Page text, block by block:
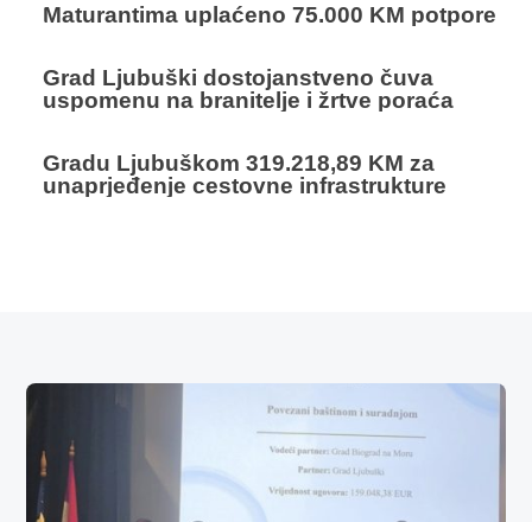
Maturantima uplaćeno 75.000 KM potpore
Grad Ljubuški dostojanstveno čuva
uspomenu na branitelje i žrtve poraća
Gradu Ljubuškom 319.218,89 KM za
unaprjeđenje cestovne infrastrukture